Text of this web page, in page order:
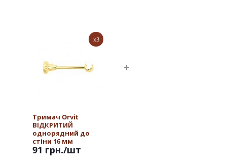
x3
Тримач Orvit
ВІДКРИТИЙ
однорядний до
стіни 16 мм
ЗОЛОТО
91 грн./шт